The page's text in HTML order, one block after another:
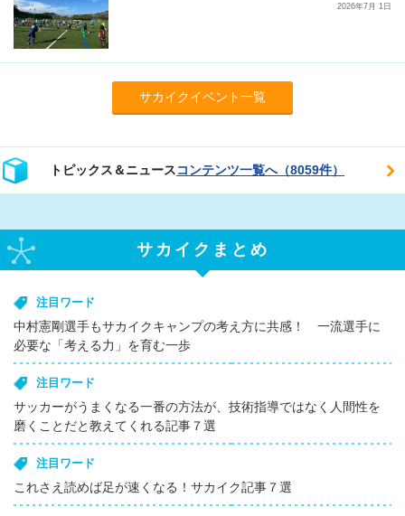
2026年7月 1日
サカイクイベント一覧
トピックス＆ニュースコンテンツ一覧へ（8059件）
サカイクまとめ
注目ワード
中村憲剛選手もサカイクキャンプの考え方に共感！ 一流選手に
必要な「考える力」を育む一歩
注目ワード
サッカーがうまくなる一番の方法が、技術指導ではなく人間性を
磨くことだと教えてくれる記事７選
注目ワード
これさえ読めば足が速くなる！サカイク記事７選